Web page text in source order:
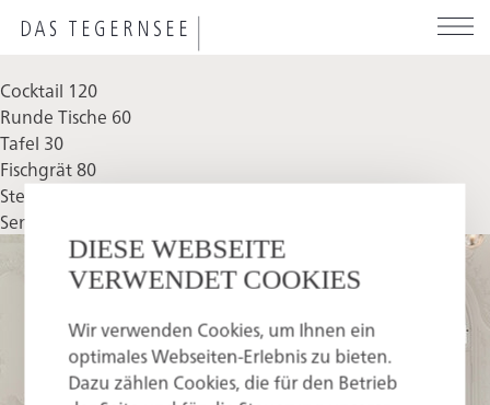
DIESE WEBSEITE
VERWENDET COOKIES
Wir verwenden Cookies, um Ihnen ein
optimales Webseiten-Erlebnis zu bieten.
Dazu zählen Cookies, die für den Betrieb
zum
Cocktail 120
Runde Tische 60
Tafel 30
Fischgrät 80
Stern 50
Sengerschloss